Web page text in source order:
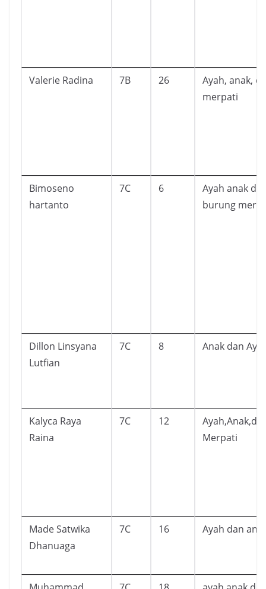
Valerie Radina 7B 26
Ayah, anak,
merpati
Bimoseno
hartanto
7C 6
Ayah anak
burung
Dillon Linsyana
Lutfian
7C 8 Anak dan
Kalyca Raya
Raina
7C 12
Merpati
Made Satwika
Dhanuaga
7C 16 Ayah dan